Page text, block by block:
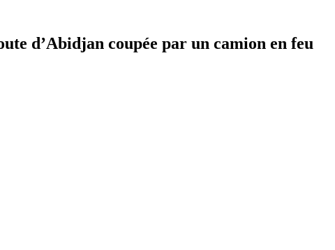
d’Abidjan coupée par un camion en feu